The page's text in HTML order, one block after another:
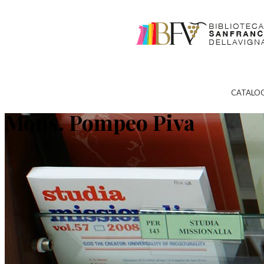
Mons. Pompeo Piva